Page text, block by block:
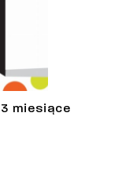
miesiące